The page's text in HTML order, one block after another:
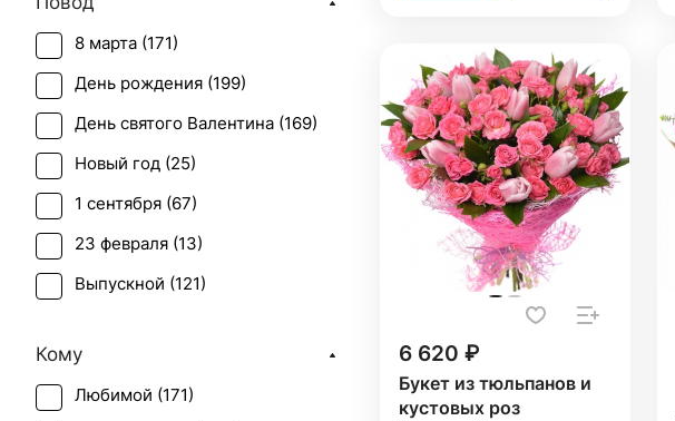
6 620 ₽
Букет из тюльпанов и
кустовых роз
Гербера (
Гиперикум (6
Гипсофила (8)
Гладиолус ( 2)
Гортензия (9)
Ирис (3)
Леукоспермум (
Лилия (5)
8 марта (171)
День рождения (199)
День святого Валентина (169)
Новый год (25)
1 сентября (67)
23 февраля (13)
Выпускной (121)
День учителя (
Пасха (16)
Кому
Любимой (171)